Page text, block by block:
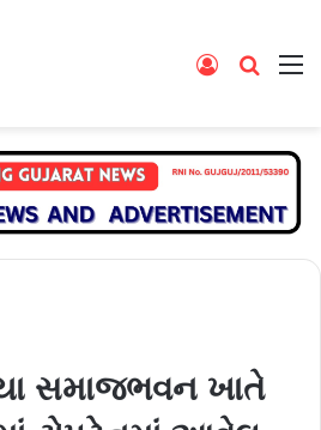
Search
Log
સમાજભવન ખાતે